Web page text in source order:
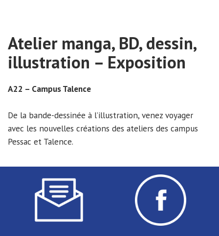
Atelier manga, BD, dessin,
illustration – Exposition
A22 – Campus Talence
De la bande-dessinée à l’illustration, venez voyager
avec les nouvelles créations des ateliers des campus
Pessac et Talence.